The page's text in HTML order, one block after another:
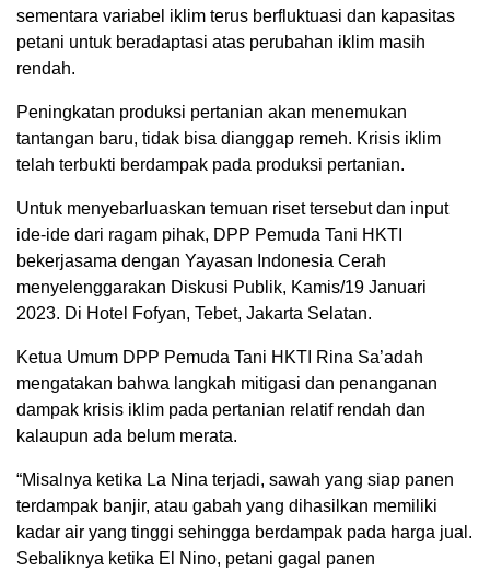
sementara variabel iklim terus berfluktuasi dan kapasitas
petani untuk beradaptasi atas perubahan iklim masih
rendah.
Peningkatan produksi pertanian akan menemukan
tantangan baru, tidak bisa dianggap remeh. Krisis iklim
telah terbukti berdampak pada produksi pertanian.
Untuk menyebarluaskan temuan riset tersebut dan input
ide-ide dari ragam pihak, DPP Pemuda Tani HKTI
bekerjasama dengan Yayasan Indonesia Cerah
menyelenggarakan Diskusi Publik, Kamis/19 Januari
2023. Di Hotel Fofyan, Tebet, Jakarta Selatan.
Ketua Umum DPP Pemuda Tani HKTI Rina Sa’adah
mengatakan bahwa langkah mitigasi dan penanganan
dampak krisis iklim pada pertanian relatif rendah dan
kalaupun ada belum merata.
“Misalnya ketika La Nina terjadi, sawah yang siap panen
terdampak banjir, atau gabah yang dihasilkan memiliki
kadar air yang tinggi sehingga berdampak pada harga jual.
Sebaliknya ketika El Nino, petani gagal panen